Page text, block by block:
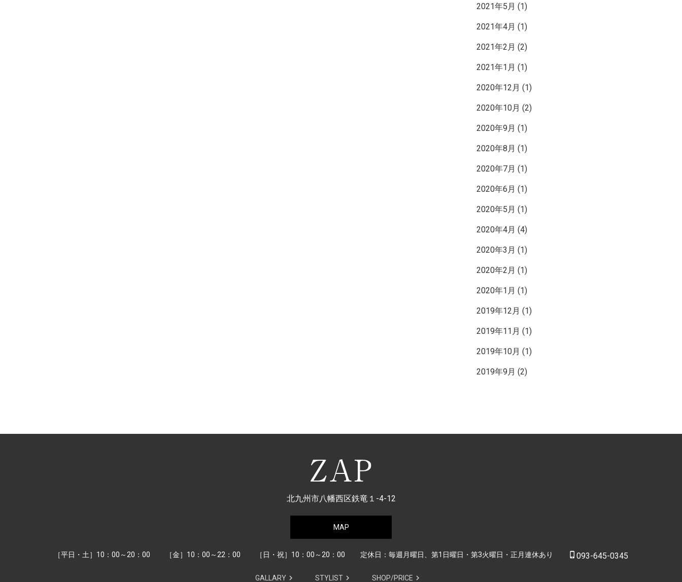
2021年5月 (1)
2021年4月 (1)
2021年2月 (2)
2021年1月 (1)
2020年12月 (1)
2020年10月 (2)
2020年9月 (1)
2020年8月 (1)
2020年7月 (1)
2020年6月 (1)
2020年5月 (1)
2020年4月 (4)
2020年3月 (1)
2020年2月 (1)
2020年1月 (1)
2019年12月 (1)
2019年11月 (1)
2019年10月 (1)
2019年9月 (2)
北九州市八幡西区鉄竜１-4-12
MAP
［平日・土］10：00～20：00 ［金］10：00～22：00 ［日・祝］10：00～20：00 定休日：毎週月曜日、第1日曜日・第3火曜日・正月連休あり phone_iphone 093-645-0345
GALLARY STYLIST SHOP/PRICE